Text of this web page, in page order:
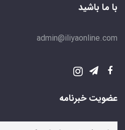
با ما باشید
admin@iliyaonline.com
عضویت خبرنامه